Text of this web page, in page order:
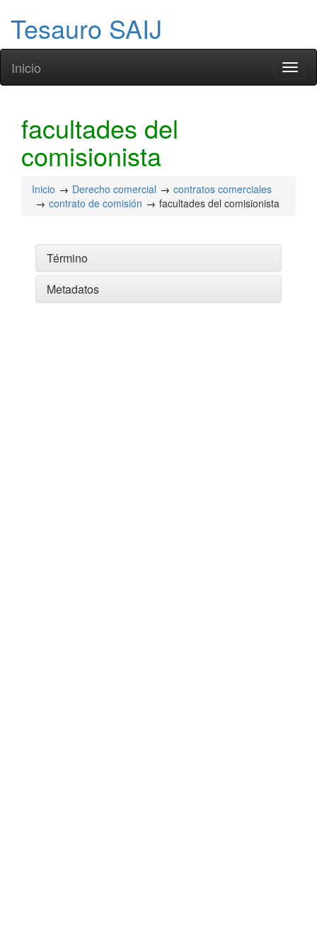
Tesauro SAIJ
Inicio
facultades del
comisionista
Inicio Derecho comercial
contratos comerciales
contrato de comisión
facultades del comisionista
Término
Metadatos